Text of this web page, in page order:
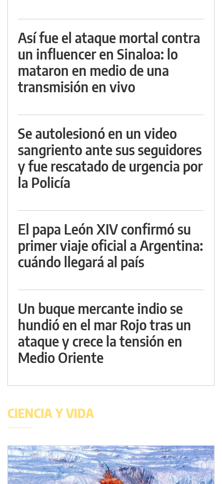
Así fue el ataque mortal contra
un influencer en Sinaloa: lo
mataron en medio de una
transmisión en vivo
Se autolesionó en un video
sangriento ante sus seguidores
y fue rescatado de urgencia por
la Policía
El papa León XIV confirmó su
primer viaje oficial a Argentina:
cuándo llegará al país
Un buque mercante indio se
hundió en el mar Rojo tras un
ataque y crece la tensión en
Medio Oriente
CIENCIA Y VIDA